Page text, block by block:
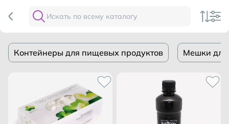
Контейнеры для пищевых продуктов Мешки для